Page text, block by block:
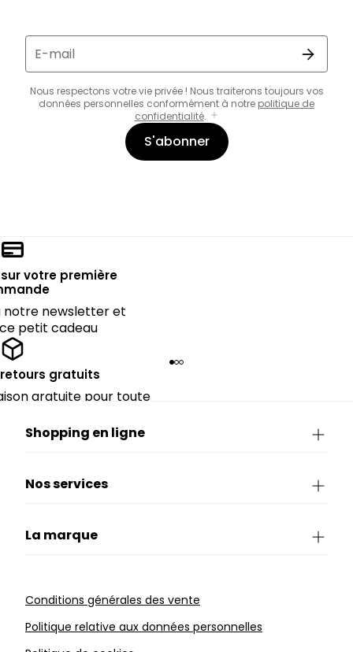
E-mail
Nous respectons votre vie privée ! Nous traiterons toujours vos
données personnelles conformément à notre politique de
confidentialité.
S'abonner
votre première
notre newsletter et
petit cadeau
gratuits
gratuite pour toute
Shopping en ligne
Nos services
La marque
Conditions générales des vente
Politique relative aux données personnelles